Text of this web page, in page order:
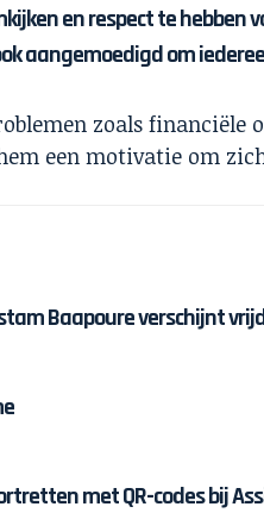
en respect te hebben
aangemoedigd om
zoals financiële
een motivatie om
Baapoure verschijnt
met QR-codes bij